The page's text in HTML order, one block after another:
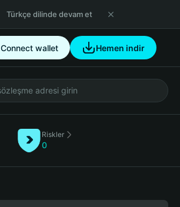
Türkçe dilinde devam et
Connect wallet Hemen indir
Riskler
0